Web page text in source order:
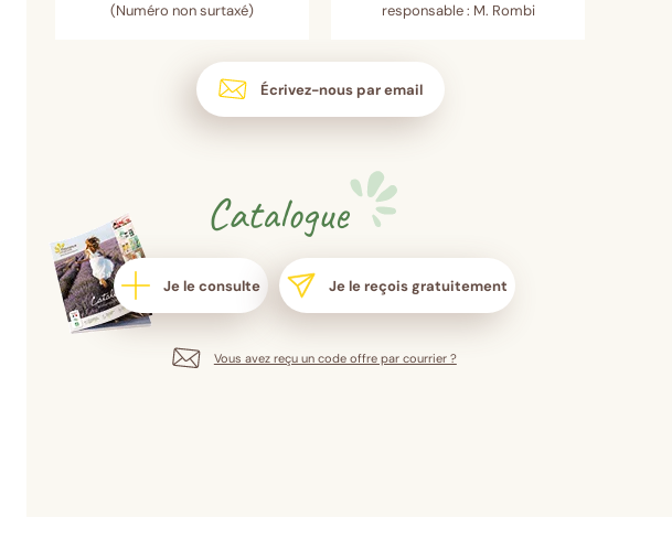
(Numéro non surtaxé)
responsable : M. Rombi
Écrivez-nous par email
Catalogue
Je le consulte Je le reçois gratuitement
Vous avez reçu un code offre par courrier ?